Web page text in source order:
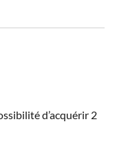
d’acquérir 2